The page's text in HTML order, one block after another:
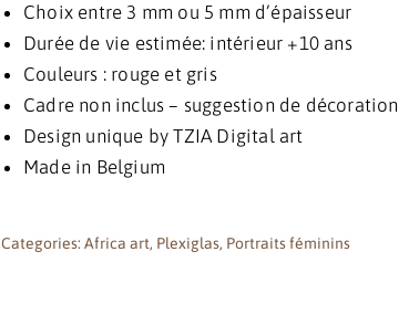
Choix entre 3 mm ou 5 mm d’épaisseur
Durée de vie estimée: intérieur +10 ans
Couleurs : rouge et gris
Cadre non inclus – suggestion de décoration
Design unique by TZIA Digital art
Made in Belgium
Categories: Africa art, Plexiglas, Portraits féminins